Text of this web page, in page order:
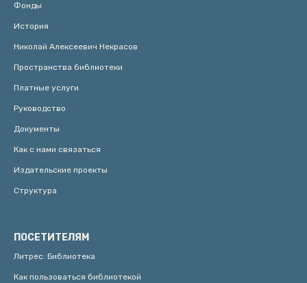
Фонды
История
Николай Алексеевич Некрасов
Пространства библиотеки
Платные услуги
Руководство
Документы
Как с нами связаться
Издательские проекты
Структура
ПОСЕТИТЕЛЯМ
Литрес: Библиотека
Как пользоваться библиотекой